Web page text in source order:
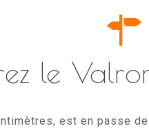
le
est en passe